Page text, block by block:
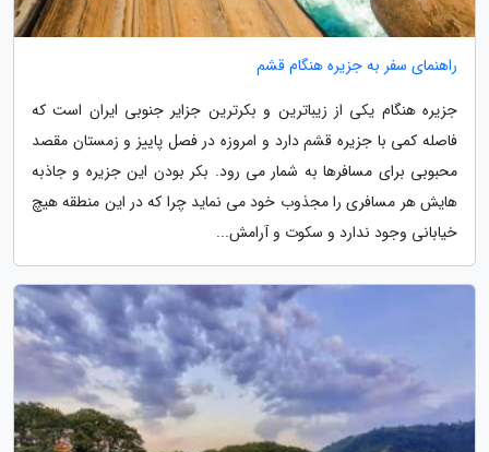
راهنمای سفر به جزیره هنگام قشم
جزیره هنگام یکی از زیباترین و بکرترین جزایر جنوبی ایران است که
فاصله کمی با جزیره قشم دارد و امروزه در فصل پاییز و زمستان مقصد
محبوبی برای مسافرها به شمار می رود. بکر بودن این جزیره و جاذبه
هایش هر مسافری را مجذوب خود می نماید چرا که در این منطقه هیچ
خیابانی وجود ندارد و سکوت و آرامش...